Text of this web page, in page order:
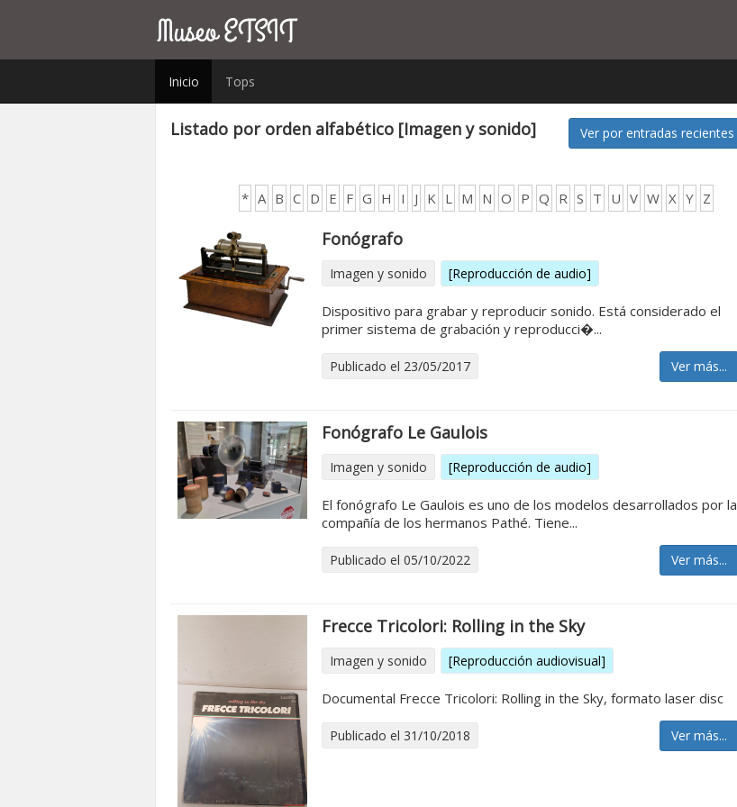
Inicio Tops
Listado por orden alfabético [Imagen y sonido] Ver por entradas recientes
* A B C D E F G H I J K L M N O P Q R S T U V W X Y Z
Fonógrafo
Imagen y sonido [Reproducción de audio]
Dispositivo para grabar y reproducir sonido. Está considerado el
primer sistema de grabación y reproducci�...
Publicado el 23/05/2017 Ver más...
Fonógrafo Le Gaulois
Imagen y sonido [Reproducción de audio]
El fonógrafo Le Gaulois es uno de los modelos desarrollados por la
compañía de los hermanos Pathé. Tiene...
Publicado el 05/10/2022 Ver más...
Frecce Tricolori: Rolling in the Sky
Imagen y sonido [Reproducción audiovisual]
Documental Frecce Tricolori: Rolling in the Sky, formato laser disc
Publicado el 31/10/2018 Ver más...